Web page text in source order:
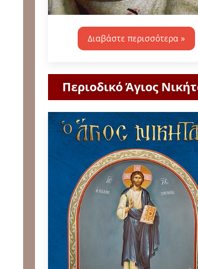
Διαβάστε περισσότερα »
Περιοδικό Άγιος